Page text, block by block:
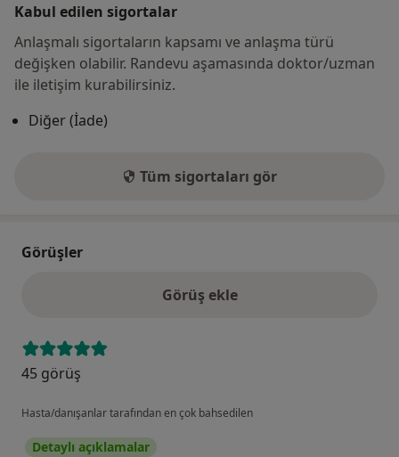
Kabul edilen sigortalar
Anlaşmalı sigortaların kapsamı ve anlaşma türü
değişken olabilir. Randevu aşamasında doktor/uzman
ile iletişim kurabilirsiniz.
Diğer (İade)
Tüm sigortaları gör
Görüşler
Görüş ekle
45 görüş
Hasta/danışanlar tarafından en çok bahsedilen
Detaylı açıklamalar